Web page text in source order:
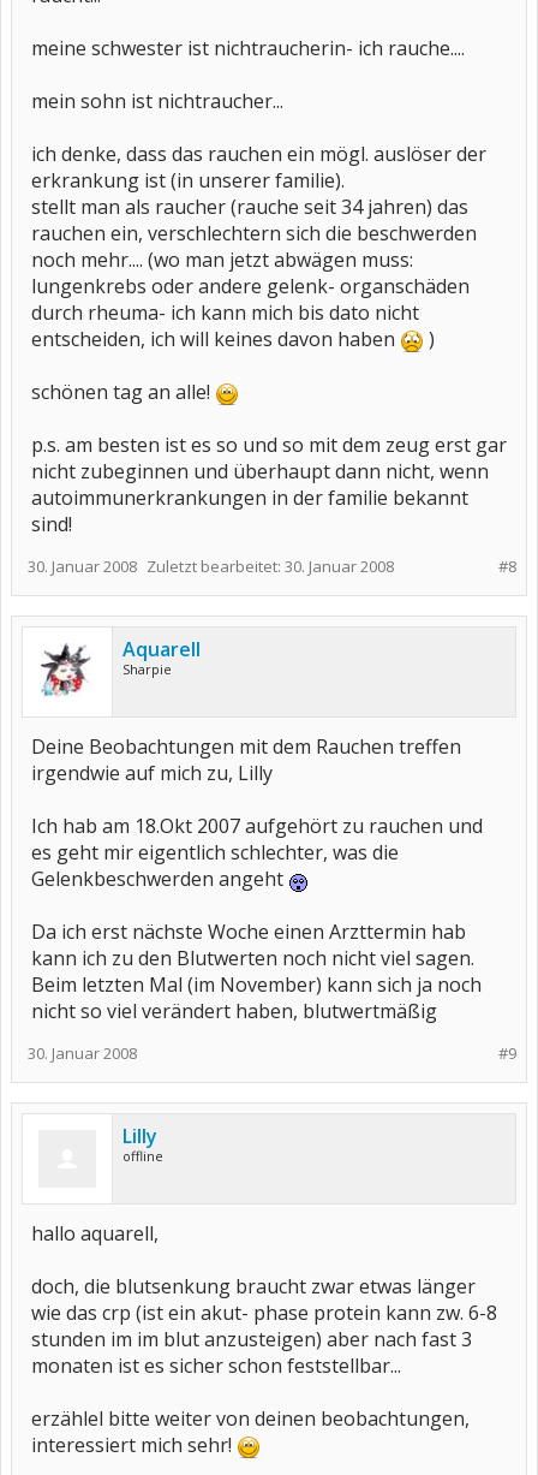
meine schwester ist nichtraucherin- ich rauche....
mein sohn ist nichtraucher...
ich denke, dass das rauchen ein mögl. auslöser der
erkrankung ist (in unserer familie).
stellt man als raucher (rauche seit 34 jahren) das
rauchen ein, verschlechtern sich die beschwerden
noch mehr.... (wo man jetzt abwägen muss:
lungenkrebs oder andere gelenk- organschäden
durch rheuma- ich kann mich bis dato nicht
entscheiden, ich will keines davon haben
)
schönen tag an alle!
p.s. am besten ist es so und so mit dem zeug erst gar
nicht zubeginnen und überhaupt dann nicht, wenn
autoimmunerkrankungen in der familie bekannt
sind!
#8
30. Januar 2008 Zuletzt bearbeitet: 30. Januar 2008
Aquarell
Sharpie
Deine Beobachtungen mit dem Rauchen treffen
irgendwie auf mich zu, Lilly
Ich hab am 18.Okt 2007 aufgehört zu rauchen und
es geht mir eigentlich schlechter, was die
Gelenkbeschwerden angeht
Da ich erst nächste Woche einen Arzttermin hab
kann ich zu den Blutwerten noch nicht viel sagen.
Beim letzten Mal (im November) kann sich ja noch
nicht so viel verändert haben, blutwertmäßig
#9
30. Januar 2008
Lilly
offline
hallo aquarell,
doch, die blutsenkung braucht zwar etwas länger
wie das crp (ist ein akut- phase protein kann zw. 6-8
stunden im im blut anzusteigen) aber nach fast 3
monaten ist es sicher schon feststellbar...
erzählel bitte weiter von deinen beobachtungen,
interessiert mich sehr!